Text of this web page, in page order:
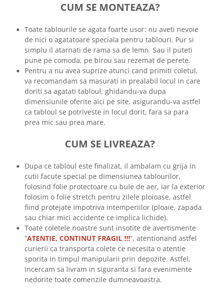
CUM SE MONTEAZA?
Toate tablourile se agata foarte usor: nu aveti nevoie
de nici o agatatoare speciala pentru tablouri. Pur si
simplu il atarnati de rama sa de lemn. Sau il puteti
pune pe comoda, pe birou sau rezemat de perete.
Pentru a nu avea suprize atunci cand primiti coletul,
va recomandam sa masurati in prealabil locul in care
doriti sa agatati tabloul, ghidandu-va dupa
dimensiunile oferite aici pe site, asigurandu-va astfel
ca tabloul se potriveste in locul dorit, fara sa para
prea mic sau prea mare.
CUM SE LIVREAZA?
Dupa ce tabloul este finalizat, il ambalam cu grija in
cutii facute special pe dimensiunea tablourilor,
folosind folie protectoare cu bule de aer, iar la exterior
folosim o folie stretch pentru zilele ploioase, astfel
fiind protejate impotriva intemperiilor (ploaie, zapada
sau chiar mici accidente ce implica lichide).
Toate coletele noastre sunt insotite de avertismente
”ATENTIE, CONTINUT FRAGIL !!!”, atentionand astfel
curierii ca transporta colete ce necesita o atentie
sporita in timpul manipularii prin depozite. Astfel,
incercam sa livram in siguranta si fara evenimente
nedorite toate comenzile dumneavoastra.